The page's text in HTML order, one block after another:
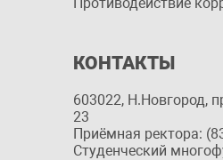
КОНТАКТЫ
603022, Н.Новгород,
23
Приёмная ректора:
Студенческий